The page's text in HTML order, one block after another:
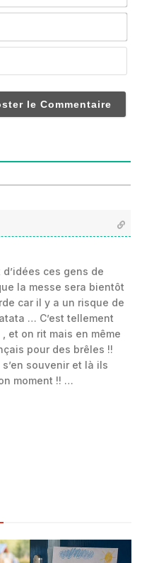
ces gens de
la messe sera bientôt
car il y a un risque de
… C’est tellement
et on rit mais en même
pour des brêles !!
souvenir et là ils
moment !! …